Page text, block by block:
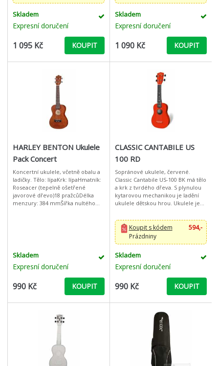
Skladem
Expresní doručení
1 095 Kč KOUPIT
Skladem
Expresní doručení
1 090 Kč KOUPIT
HARLEY BENTON Ukulele
Pack Concert
Koncertní ukulele, včetně obalu a
ladičky. Tělo: lípaKrk: lípaHmatník:
Roseacer (tepelně ošetřené
javorové dřevo)18 pražcůDélka
menzury: 384 mmŠířka nultého
Skladem
Expresní doručení
990 Kč KOUPIT
CLASSIC CANTABILE US
100 RD
Sopránové ukulele, červené.
Classic Cantabile US-100 BK má tělo
a krk z tvrdého dřeva. S plynulou
kytarovou mechanikou je ladění
ukulele dětskou hrou. Ukulele je
Kompaktní velikost je ideáln
Koupit s kódem
594,-
Prázdniny
Skladem
Expresní doručení
990 Kč KOUPIT